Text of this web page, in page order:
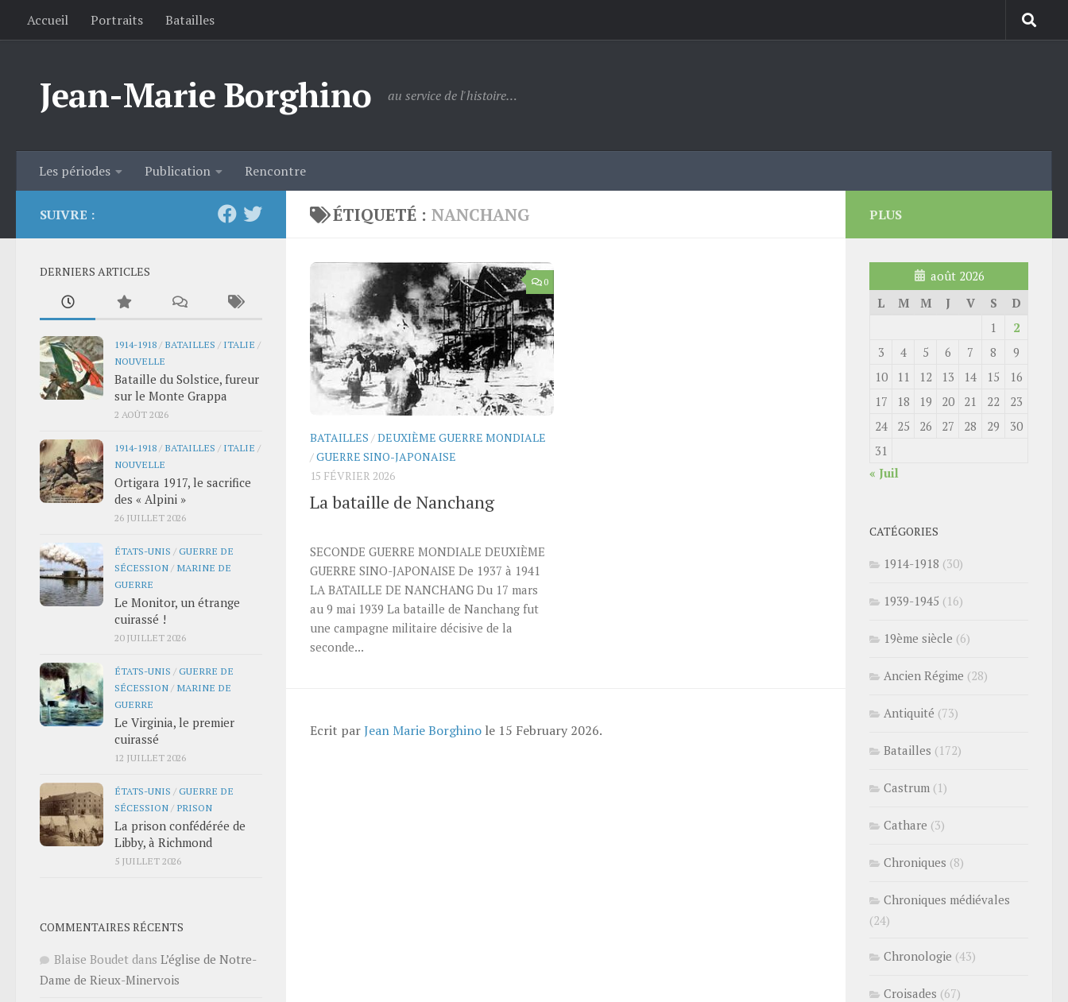
Skip to content
Accueil Portraits Batailles
Jean-Marie Borghino au service de l'histoire…
Les périodes Publication Rencontre
ÉTIQUETÉ : NANCHANG
0
BATAILLES /DEUXIÈME GUERRE MONDIALE
/GUERRE SINO-JAPONAISE
15 FÉVRIER 2026
La bataille de Nanchang
SECONDE GUERRE MONDIALE DEUXIÈME
GUERRE SINO-JAPONAISE De 1937 à 1941
LA BATAILLE DE NANCHANG Du 17 mars
au 9 mai 1939 La bataille de Nanchang fut
une campagne militaire décisive de la
seconde...
Ecrit parJean Marie Borghino le 15 February 2026.
SUIVRE :
DERNIERS ARTICLES
1914-1918 / BATAILLES / ITALIE /
NOUVELLE
Bataille du Solstice, fureur
sur le Monte Grappa
2 AOÛT 2026
1914-1918 / BATAILLES / ITALIE /
NOUVELLE
Ortigara 1917, le sacrifice
des « Alpini »
26 JUILLET 2026
ÉTATS-UNIS /GUERRE DE
SÉCESSION / MARINE DE
GUERRE
Le Monitor, un étrange
cuirassé !
20 JUILLET 2026
ÉTATS-UNIS /GUERRE DE
SÉCESSION / MARINE DE
GUERRE
Le Virginia, le premier
cuirassé
12 JUILLET 2026
ÉTATS-UNIS /GUERRE DE
SÉCESSION / PRISON
La prison confédérée de
Libby, à Richmond
5 JUILLET 2026
COMMENTAIRES RÉCENTS
Blaise Boudet dans L’église de Notre-
Dame de Rieux-Minervois
PLUS
août 2026
L
M M J V S
D
1
2
3
4 5 6 7 8
9
10
11 12 13 14 15
16
17
18 19 20 21 22
23
24
25 26 27 28 29
30
31
« Juil
CATÉGORIES
1914-1918 (30)
1939-1945 (16)
19ème siècle (6)
Ancien Régime (28)
Antiquité (73)
Batailles (172)
Castrum (1)
Cathare (3)
Chroniques (8)
Chroniques médiévales
(24)
Chronologie (43)
Croisades (67)